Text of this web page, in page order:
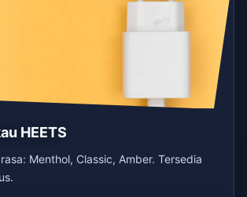
HEETS
Menthol, Classic, Amber. Tersedia